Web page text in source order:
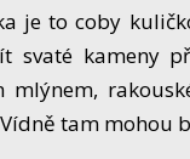
je to coby
svaté kameny
mlýnem,
tam mohou